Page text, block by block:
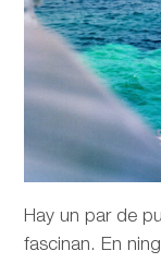
Hay un par de
fascinan. En